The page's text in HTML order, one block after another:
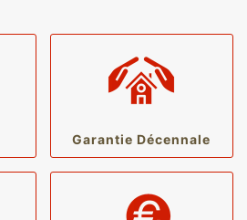
Garantie Décennale